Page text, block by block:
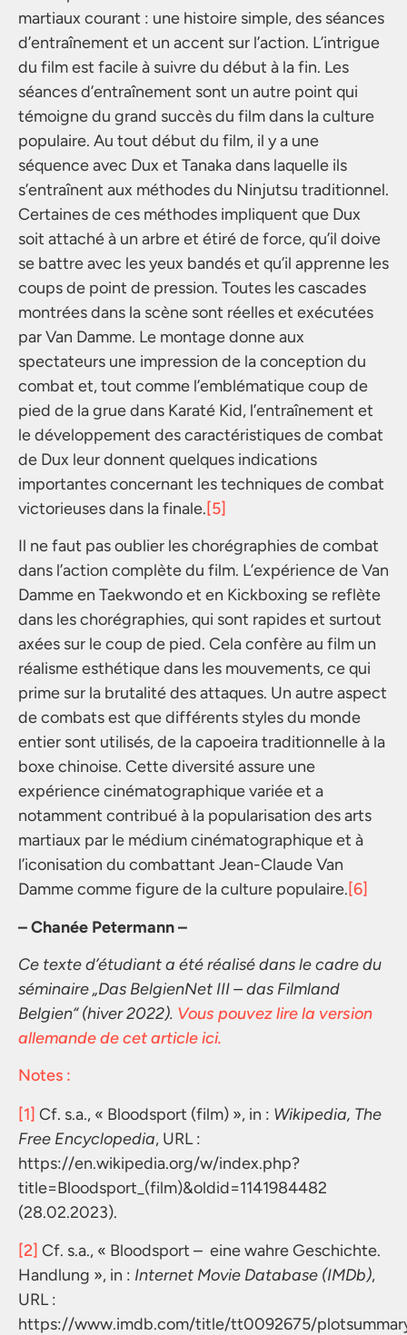
martiaux courant : une histoire simple, des séances
d’entraînement et un accent sur l’action. L’intrigue
du film est facile à suivre du début à la fin. Les
séances d’entraînement sont un autre point qui
témoigne du grand succès du film dans la culture
populaire. Au tout début du film, il y a une
séquence avec Dux et Tanaka dans laquelle ils
s’entraînent aux méthodes du Ninjutsu traditionnel.
Certaines de ces méthodes impliquent que Dux
soit attaché à un arbre et étiré de force, qu’il doive
se battre avec les yeux bandés et qu’il apprenne les
coups de point de pression. Toutes les cascades
montrées dans la scène sont réelles et exécutées
par Van Damme. Le montage donne aux
spectateurs une impression de la conception du
combat et, tout comme l’emblématique coup de
pied de la grue dans Karaté Kid, l’entraînement et
le développement des caractéristiques de combat
de Dux leur donnent quelques indications
importantes concernant les techniques de combat
victorieuses dans la finale.[5]
Il ne faut pas oublier les chorégraphies de combat
dans l’action complète du film. L’expérience de Van
Damme en Taekwondo et en Kickboxing se reflète
dans les chorégraphies, qui sont rapides et surtout
axées sur le coup de pied. Cela confère au film un
réalisme esthétique dans les mouvements, ce qui
prime sur la brutalité des attaques. Un autre aspect
de combats est que différents styles du monde
entier sont utilisés, de la capoeira traditionnelle à la
boxe chinoise. Cette diversité assure une
expérience cinématographique variée et a
notamment contribué à la popularisation des arts
martiaux par le médium cinématographique et à
l’iconisation du combattant Jean-Claude Van
Damme comme figure de la culture populaire.[6]
– Chanée Petermann –
Ce texte d’étudiant a été réalisé dans le cadre du
séminaire „Das BelgienNet III – das Filmland
Belgien“ (hiver 2022). Vous pouvez lire la version
allemande de cet article ici.
Notes :
[1] Cf. s.a., « Bloodsport (film) », in : Wikipedia, The
Free Encyclopedia, URL :
https://en.wikipedia.org/w/index.php?
title=Bloodsport_(film)&oldid=1141984482
(28.02.2023).
[2] Cf. s.a., « Bloodsport – eine wahre Geschichte.
Handlung », in : Internet Movie Database (IMDb),
URL :
https://www.imdb.com/title/tt0092675/